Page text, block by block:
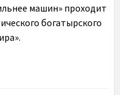
машин» проходит
богатырского